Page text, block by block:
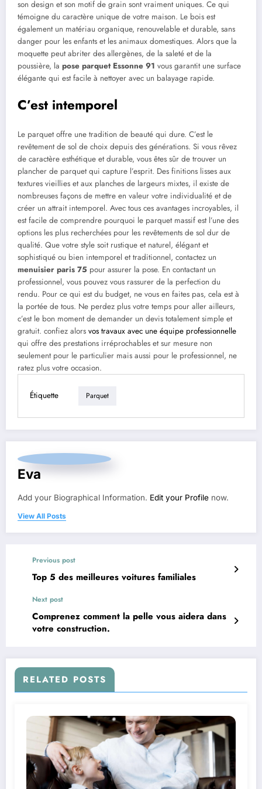
son design et son motif de grain sont vraiment uniques. Ce qui
témoigne du caractère unique de votre maison. Le bois est
également un matériau organique, renouvelable et durable, sans
danger pour les enfants et les animaux domestiques. Alors que la
moquette peut abriter des allergènes, de la saleté et de la
poussière, la pose parquet Essonne 91 vous garantit une surface
élégante qui est facile à nettoyer avec un balayage rapide.
C’est intemporel
Le parquet offre une tradition de beauté qui dure. C’est le
revêtement de sol de choix depuis des générations. Si vous rêvez
de caractère esthétique et durable, vous êtes sûr de trouver un
plancher de parquet qui capture l’esprit. Des finitions lisses aux
textures vieillies et aux planches de largeurs mixtes, il existe de
nombreuses façons de mettre en valeur votre individualité et de
créer un attrait intemporel. Avec tous ces avantages incroyables, il
est facile de comprendre pourquoi le parquet massif est l’une des
options les plus recherchées pour les revêtements de sol dur de
qualité. Que votre style soit rustique et naturel, élégant et
sophistiqué ou bien intemporel et traditionnel, contactez un
menuisier paris 75 pour assurer la pose. En contactant un
professionnel, vous pouvez vous rassurer de la perfection du
rendu. Pour ce qui est du budget, ne vous en faites pas, cela est à
la portée de tous. Ne perdez plus votre temps pour aller ailleurs,
c’est le bon moment de demander un devis totalement simple et
gratuit. confiez alors vos travaux avec une équipe professionnelle
qui offre des prestations irréprochables et sur mesure non
seulement pour le particulier mais aussi pour le professionnel, ne
ratez plus votre occasion.
Étiquette Parquet
Eva
Add your Biographical Information. Edit your Profile now.
View All Posts
Previous post
Top 5 des meilleures voitures familiales
Next post
Comprenez comment la pelle vous aidera dans
votre construction.
RELATED POSTS